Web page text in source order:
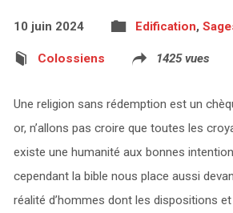
10 juin 2024 Edification,
Colossiens 1425 vues
Une religion sans rédemption est un
or, n’allons pas croire que toutes les
existe une humanité aux bonnes
cependant la bible nous place aussi
réalité d’hommes dont les dispositions